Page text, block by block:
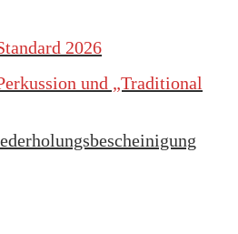
2026
und „Traditional